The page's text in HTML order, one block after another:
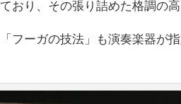
おり、その張り詰めた格調の
フーガの技法」も演奏楽器が